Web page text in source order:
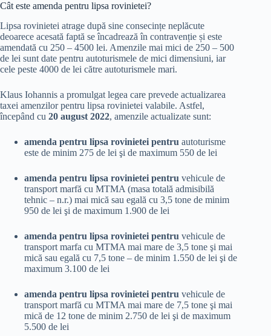
Cât este amenda pentru lipsa rovinietei?
Lipsa rovinietei atrage după sine consecințe neplăcute
deoarece acesată faptă se încadrează în contravenție și este
amendată cu 250 – 4500 lei. Amenzile mai mici de 250 – 500
de lei sunt date pentru autoturismele de mici dimensiuni, iar
cele peste 4000 de lei către autoturismele mari.
Klaus Iohannis a promulgat legea care prevede actualizarea
taxei amenzilor pentru lipsa rovinietei valabile. Astfel,
începând cu 20 august 2022, amenzile actualizate sunt:
amenda pentru lipsa rovinietei pentru autoturisme
este de minim 275 de lei şi de maximum 550 de lei
amenda pentru lipsa rovinietei pentru vehicule de
transport marfă cu MTMA (masa totală admisibilă
tehnic – n.r.) mai mică sau egală cu 3,5 tone de minim
950 de lei şi de maximum 1.900 de lei
amenda pentru lipsa rovinietei pentru vehicule de
transport marfa cu MTMA mai mare de 3,5 tone şi mai
mică sau egală cu 7,5 tone – de minim 1.550 de lei şi de
maximum 3.100 de lei
amenda pentru lipsa rovinietei pentru vehicule de
transport marfă cu MTMA mai mare de 7,5 tone şi mai
mică de 12 tone de minim 2.750 de lei şi de maximum
5.500 de lei